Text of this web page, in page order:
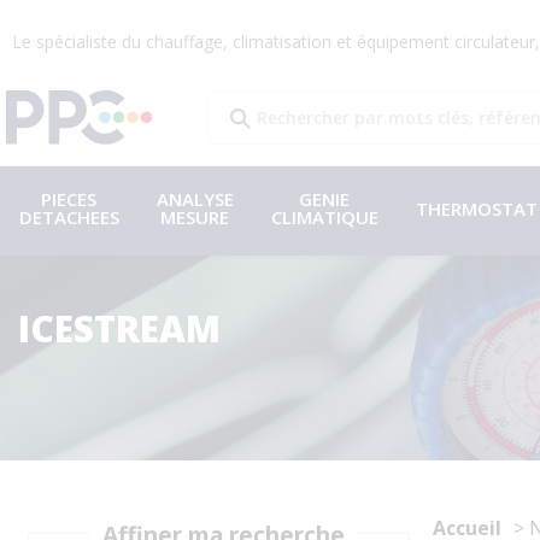
Le spécialiste du chauffage, climatisation et équipement
PIECES
DETACHEES
ANALYSE
MESURE
GENIE
CLIMATIQUE THERMOSTAT
ICESTREAM
Accueil